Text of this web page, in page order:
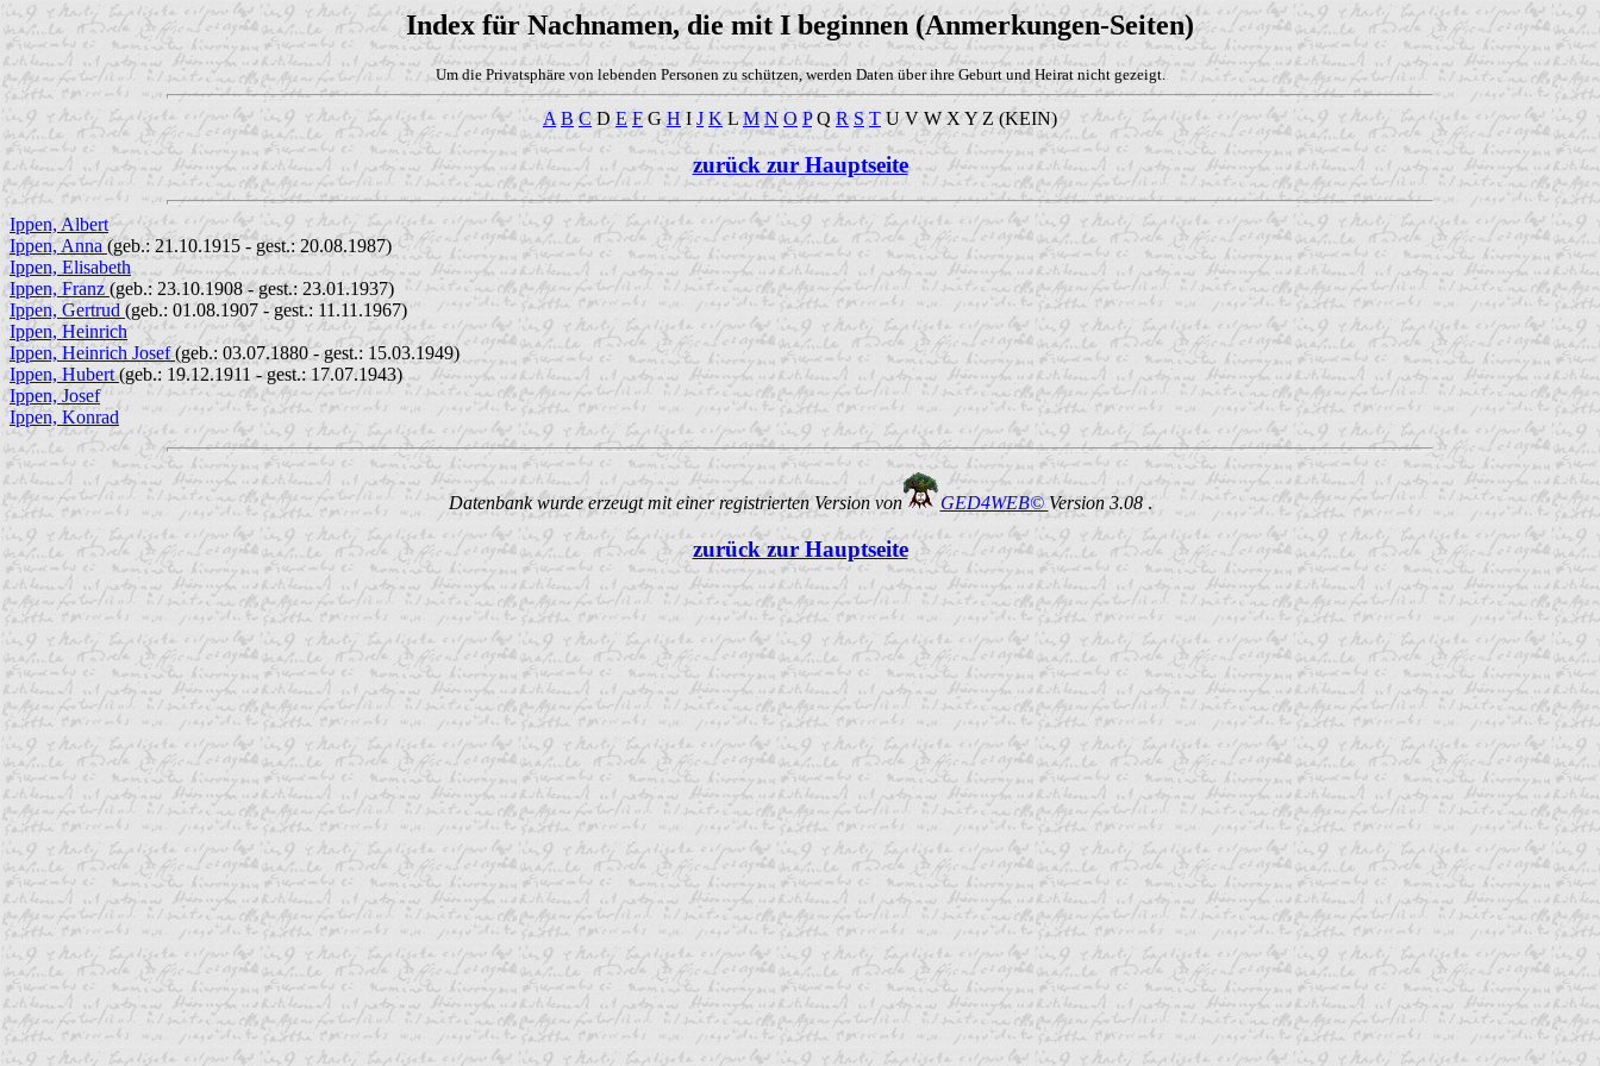
Index für Nachnamen, die mit I beginnen (Anmerkungen-Seiten)
Um die Privatsphäre von lebenden Personen zu schützen, werden Daten über ihre Geburt und Heirat nicht gezeigt.
A B C DE FGHI J KLM N O PQR S TU V W X Y Z (KEIN)
zurück zur Hauptseite
Ippen, Albert
Ippen, Anna (geb.: 21.10.1915 - gest.: 20.08.1987)
Ippen, Elisabeth
Ippen, Franz(geb.: 23.10.1908 - gest.: 23.01.1937)
Ippen, Gertrud (geb.: 01.08.1907 - gest.: 11.11.1967)
Ippen, Heinrich
Ippen, Heinrich Josef(geb.: 03.07.1880 - gest.: 15.03.1949)
Ippen, Hubert(geb.: 19.12.1911 - gest.: 17.07.1943)
Ippen, Josef
Ippen, Konrad
Datenbank wurde erzeugt mit einer registrierten Version von GED4WEB©Version 3.08.
zurück zur Hauptseite